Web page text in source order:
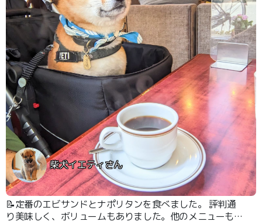
柴犬イエティさん
📝定番のエビサンドとナポリタンを食べました。 評判通
り美味しく、ボリュームもありました。他のメニューも気